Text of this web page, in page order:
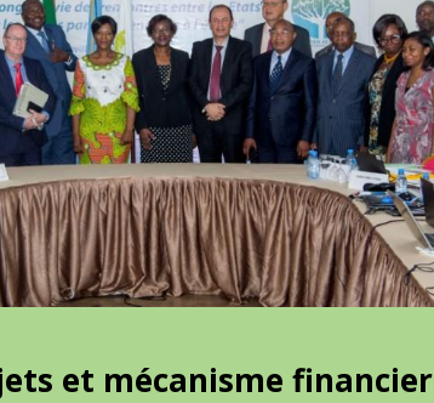
et mécanisme financier